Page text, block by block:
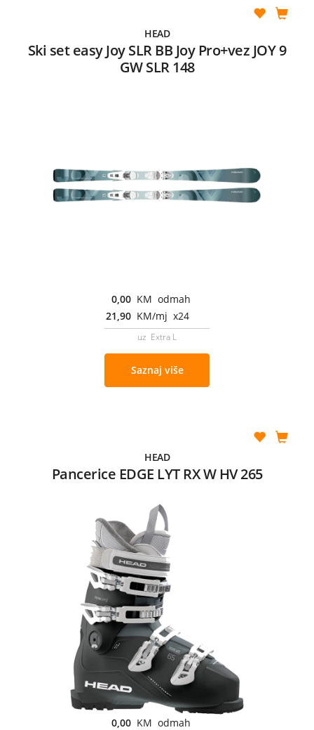
HEAD
Ski set easy Joy SLR BB Joy Pro+vez JOY 9
GW SLR 148
0,00 KM odmah
21,90 KM/mj x24
uz Extra L
Saznaj više
HEAD
Pancerice EDGE LYT RX W HV 265
0,00 KM odmah